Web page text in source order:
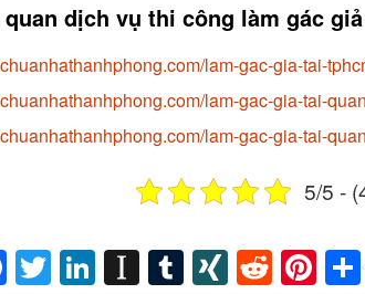
dịch vụ thi công làm gác
lam-gac-gia-tai-
lam-gac-gia-tai-
lam-gac-gia-tai-
5/5 -
Facebook
Twitter
LinkedIn
Instapaper
Tumblr
XING